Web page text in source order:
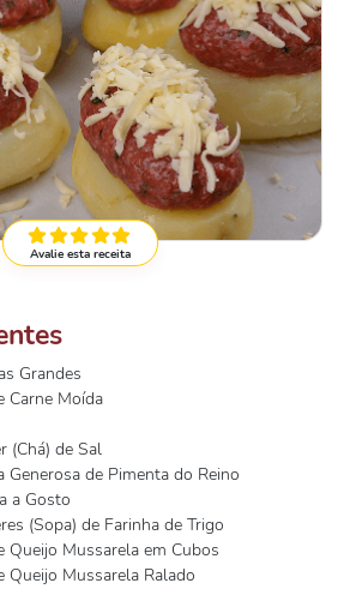
Avalie esta receita
Grandes
Carne Moída
(Chá) de Sal
Generosa de Pimenta do Reino
a Gosto
(Sopa) de Farinha de Trigo
Queijo Mussarela em Cubos
Queijo Mussarela Ralado